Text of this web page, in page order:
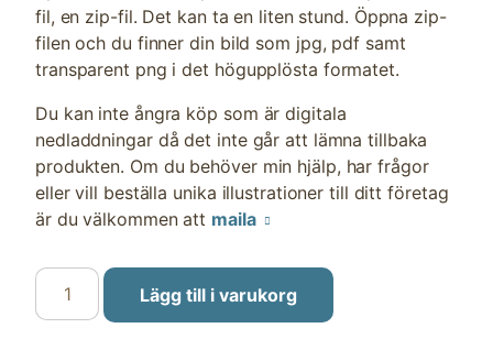
fil, en zip-fil. Det kan ta en liten stund. Öppna zip-
filen och du finner din bild som jpg, pdf samt
transparent png i det högupplösta formatet.
Du kan inte ångra köp som är digitala
nedladdningar då det inte går att lämna tillbaka
produkten. Om du behöver min hjälp, har frågor
eller vill beställa unika illustrationer till ditt företag
är du välkommen att maila
Bergstopp,
flagga
Lägg till i varukorg